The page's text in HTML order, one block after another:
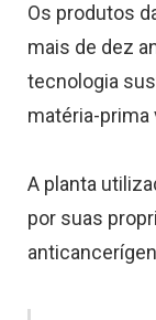
Os produtos
mais de dez
tecnologia
matéria-prima
A planta
por suas